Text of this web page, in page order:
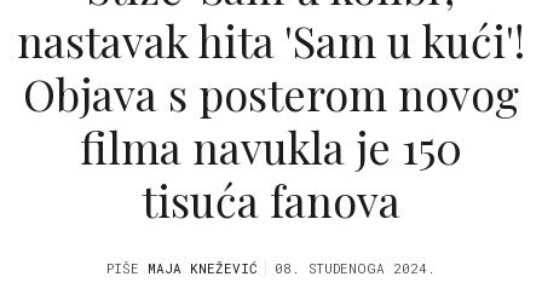
nastavak hita 'Sam u kući'!
Objava s posterom novog
filma navukla je 150
tisuća fanova
PIŠE MAJA KNEŽEVIĆ 08. STUDENOGA 2024.